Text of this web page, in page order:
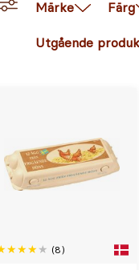
Märke Färg
Utgående
(8)